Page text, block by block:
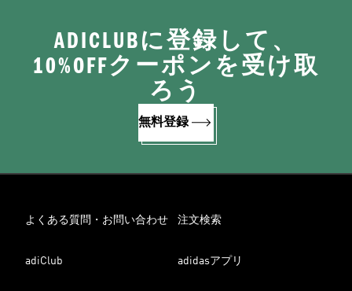
ADICLUBに登録して、
10%OFFクーポンを受け取
ろう
無料登録
よくある質問・お問い合わせ 注文検索
adiClub adidasアプリ